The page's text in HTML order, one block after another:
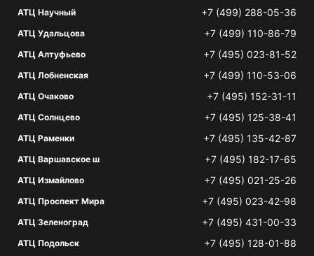
АТЦ Научный +7 (499) 288-05-36
АТЦ Удальцова +7 (499) 110-86-79
АТЦ Алтуфьево +7 (495) 023-81-52
АТЦ Лобненская +7 (499) 110-53-06
АТЦ Очаково +7 (495) 152-31-11
АТЦ Солнцево +7 (495) 125-38-41
АТЦ Раменки +7 (495) 135-42-87
АТЦ Варшавское ш +7 (495) 182-17-65
АТЦ Измайлово +7 (495) 021-25-26
АТЦ Проспект Мира +7 (495) 023-42-98
АТЦ Зеленоград +7 (495) 431-00-33
АТЦ Подольск +7 (495) 128-01-88